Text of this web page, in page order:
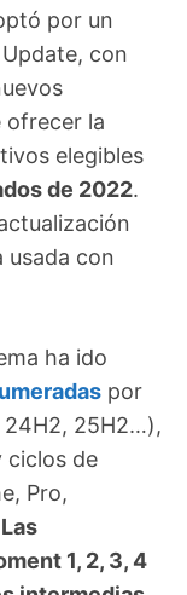
por un
con
ofrecer la
elegibles
de 2022.
usada con
ha ido
por
24H2, 25H2…),
ciclos de
Pro,
Las
1, 2, 3, 4